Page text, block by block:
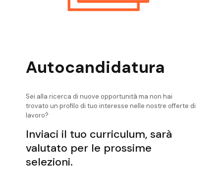
Posizioni Aperte Verona Addetto Paghe
Autocandidatura
Sei alla ricerca di nuove opportunità ma non hai
trovato un profilo di tuo interesse nelle nostre offerte di
lavoro?
Inviaci il tuo curriculum, sarà
valutato per le prossime
selezioni.